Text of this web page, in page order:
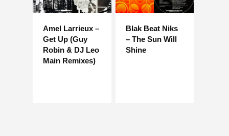
Amel Larrieux –
Get Up (Guy
Robin & DJ Leo
Main Remixes)
Blak Beat Niks
– The Sun Will
Shine